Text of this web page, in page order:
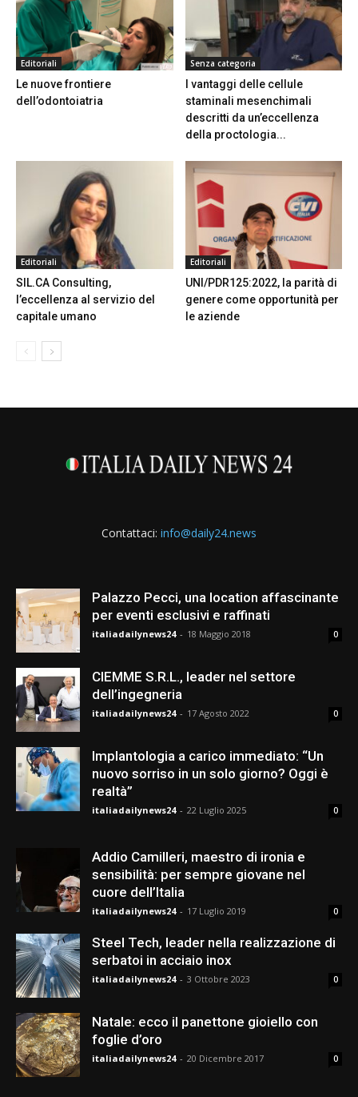
Editoriali
Le nuove frontiere
dell’odontoiatria
Senza categoria
I vantaggi delle cellule
staminali mesenchimali
descritti da un’eccellenza
della proctologia...
Editoriali
SIL.CA Consulting,
l’eccellenza al servizio del
capitale umano
Editoriali
UNI/PDR125:2022, la parità di
genere come opportunità per
le aziende
Contattaci: info@daily24.news
Palazzo Pecci, una location affascinante
per eventi esclusivi e raffinati
italiadailynews24 - 18 Maggio 2018 0
CIEMME S.R.L., leader nel settore
dell’ingegneria
italiadailynews24 - 17 Agosto 2022 0
Implantologia a carico immediato: “Un
nuovo sorriso in un solo giorno? Oggi è
realtà”
italiadailynews24 - 22 Luglio 2025 0
Addio Camilleri, maestro di ironia e
sensibilità: per sempre giovane nel
cuore dell’Italia
italiadailynews24 - 17 Luglio 2019 0
Steel Tech, leader nella realizzazione di
serbatoi in acciaio inox
italiadailynews24 - 3 Ottobre 2023 0
Natale: ecco il panettone gioiello con
foglie d’oro
italiadailynews24 - 20 Dicembre 2017 0